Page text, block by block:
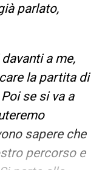
parlato,
a me,
la partita di
se si va a
sapere che
percorso e